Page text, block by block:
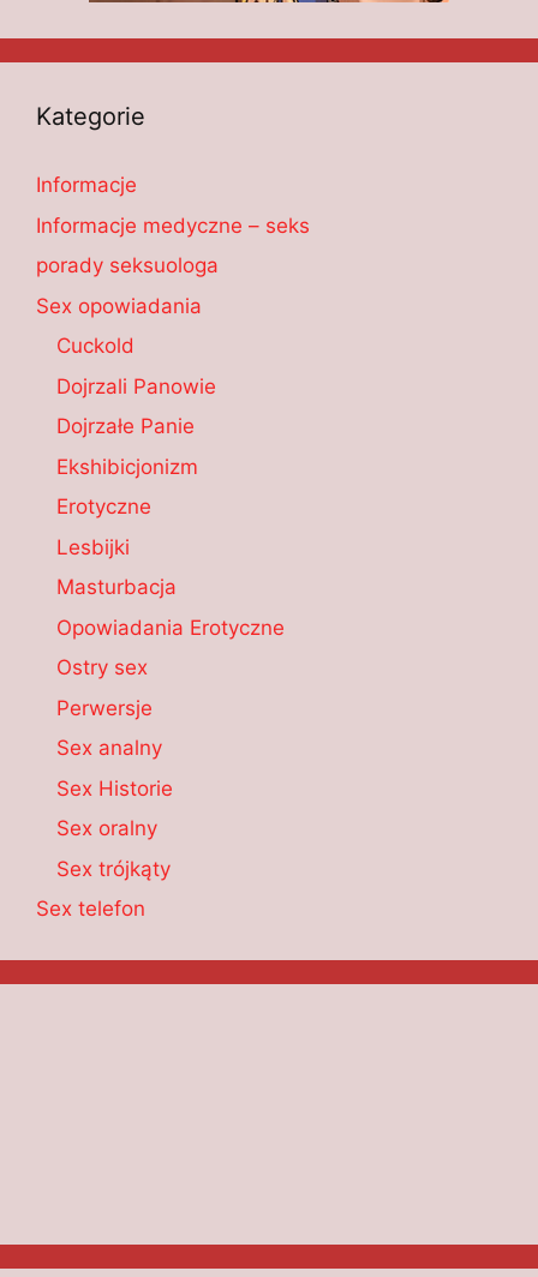
Kategorie
Informacje
Informacje medyczne – seks
porady seksuologa
Sex opowiadania
Cuckold
Dojrzali Panowie
Dojrzałe Panie
Ekshibicjonizm
Erotyczne
Lesbijki
Masturbacja
Opowiadania Erotyczne
Ostry sex
Perwersje
Sex analny
Sex Historie
Sex oralny
Sex trójkąty
Sex telefon